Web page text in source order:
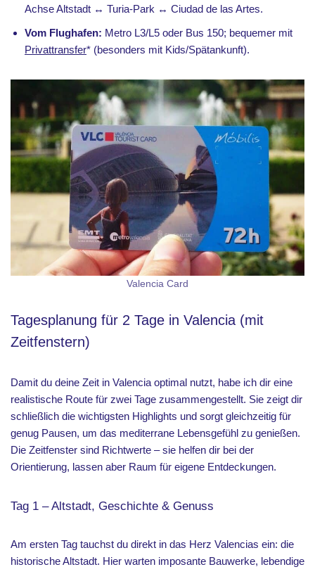
Achse Altstadt ↔ Turia-Park ↔ Ciudad de las Artes.
Vom Flughafen: Metro L3/L5 oder Bus 150; bequemer mit
Privattransfer* (besonders mit Kids/Spätankunft).
Valencia Card
Tagesplanung für 2 Tage in Valencia (mit
Zeitfenstern)
Damit du deine Zeit in Valencia optimal nutzt, habe ich dir eine
realistische Route für zwei Tage zusammengestellt. Sie zeigt dir
schließlich die wichtigsten Highlights und sorgt gleichzeitig für
genug Pausen, um das mediterrane Lebensgefühl zu genießen.
Die Zeitfenster sind Richtwerte – sie helfen dir bei der
Orientierung, lassen aber Raum für eigene Entdeckungen.
Tag 1 – Altstadt, Geschichte & Genuss
Am ersten Tag tauchst du direkt in das Herz Valencias ein: die
historische Altstadt. Hier warten imposante Bauwerke, lebendige